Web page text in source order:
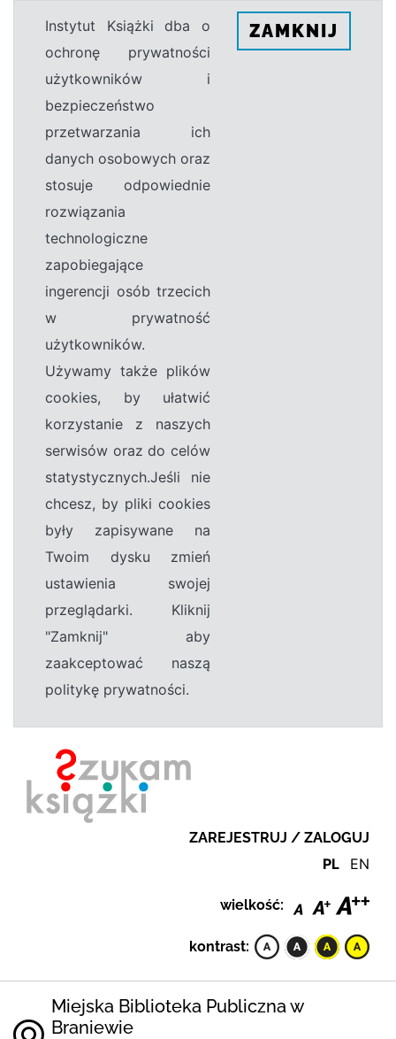
Instytut Książki dba o
ochronę prywatności
użytkowników i
bezpieczeństwo
przetwarzania ich
danych osobowych oraz
stosuje odpowiednie
rozwiązania
technologiczne
zapobiegające
ingerencji osób trzecich
w prywatność
użytkowników.
Używamy także plików
cookies, by ułatwić
korzystanie z naszych
serwisów oraz do celów
statystycznych.Jeśli nie
chcesz, by pliki cookies
były zapisywane na
Twoim dysku zmień
ustawienia swojej
przeglądarki. Kliknij
"Zamknij" aby
zaakceptować naszą
politykę prywatności.
ZAMKNIJ
ZAREJESTRUJ / ZALOGUJ
PL EN
wielkość:
kontrast:
Miejska Biblioteka Publiczna w
Braniewie